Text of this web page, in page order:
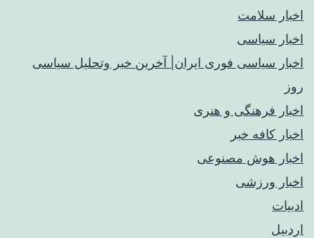
اخبار سلامت
اخبار سیاسی
اخبار سیاسی فوری ایران| آخرین خبر وتحلیل سیاسی
روز
اخبار فرهنگی و هنری
اخبار کافه خبر
اخبار هوش مصنوعی
اخبار ورزشی
ادبیات
اردبیل